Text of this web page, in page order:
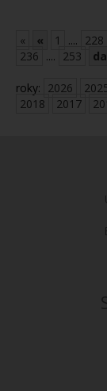
« « 1 .... 228
236 .... 253
roky: 2026
2018
2017